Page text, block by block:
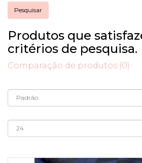
Produtos que
critérios de pesquisa.
Comparação de produtos (0)